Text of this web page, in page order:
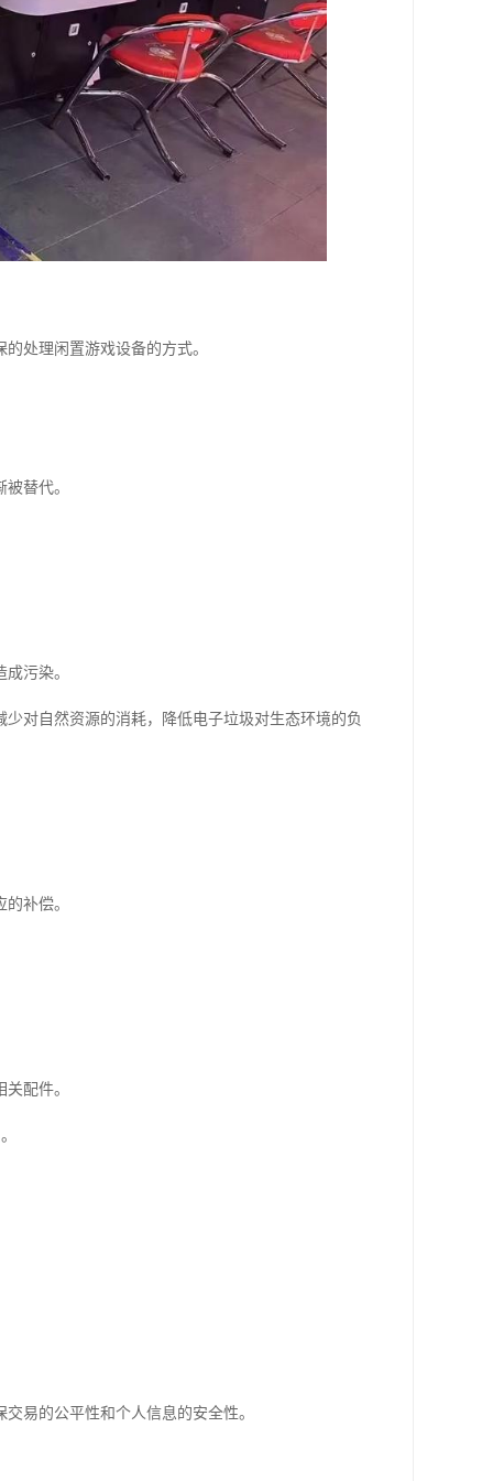
处理闲置游戏设备的方式。
替代。
污染。
对自然资源的消耗，降低电子垃圾对生态环境的负
补偿。
配件。
易的公平性和个人信息的安全性。